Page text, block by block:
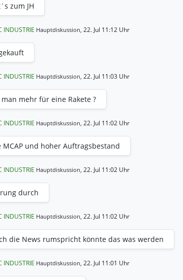
zum JH
INDUSTRIE Hauptdiskussion, 22. Jul 11:12 Uhr
INDUSTRIE Hauptdiskussion, 22. Jul 11:03 Uhr
mehr für eine Rakete ?
INDUSTRIE Hauptdiskussion, 22. Jul 11:02 Uhr
MCAP und hoher Auftragsbestand
INDUSTRIE Hauptdiskussion, 22. Jul 11:02 Uhr
durch
INDUSTRIE Hauptdiskussion, 22. Jul 11:02 Uhr
die News rumspricht könnte das was werden
INDUSTRIE Hauptdiskussion, 22. Jul 11:01 Uhr